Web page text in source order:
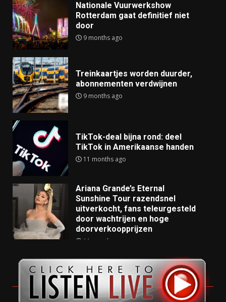
Nationale Vuurwerkshow
Rotterdam gaat definitief niet
door
9 months ago
Treinkaartjes worden duurder,
abonnementen verdwijnen
9 months ago
TikTok-deal bijna rond: deel
TikTok in Amerikaanse handen
11 months ago
Ariana Grande’s Eternal
Sunshine Tour razendsnel
uitverkocht, fans teleurgesteld
door wachtrijen en hoge
doorverkoopprijzen
11 months ago